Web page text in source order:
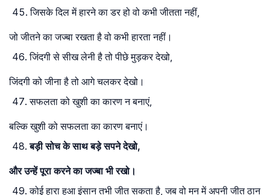
जिसके दिल में हारने का डर हो वो कभी जीतता नहीं,
जो जीतने का जज्बा रखता है वो कभी हारता नहीं।
जिंदगी से सीख लेनी है तो पीछे मुड़कर देखो,
जिंदगी को जीना है तो आगे चलकर देखो।
सफलता को खुशी का कारण न बनाएं,
बल्कि खुशी को सफलता का कारण बनाएं।
बड़ी सोच के साथ बड़े सपने देखो,
और उन्हें पूरा करने का जज्बा भी रखो।
कोई हारा हुआ इंसान तभी जीत सकता है, जब वो मन में अपनी जीत ठान